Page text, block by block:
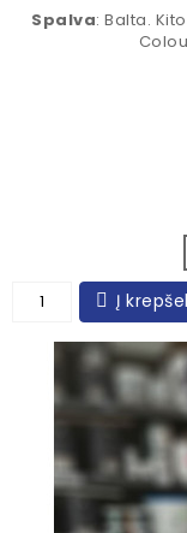
Spalva: Balta.
Į